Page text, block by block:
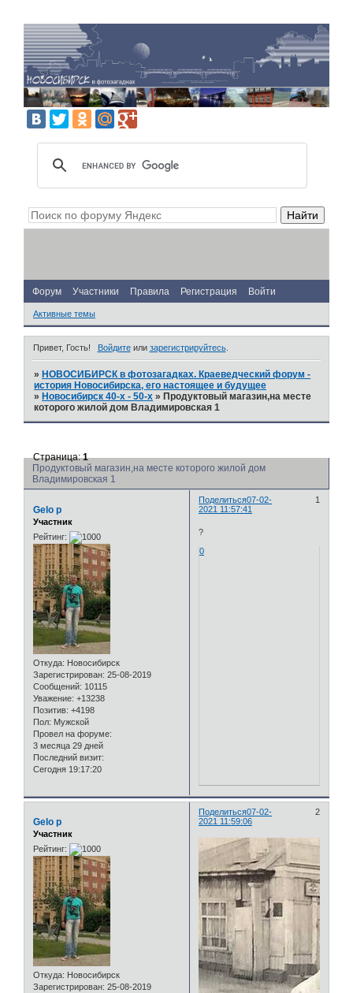
Форум Участники Правила Регистрация Войти
Активные темы
Привет, Гость! Войдитеили зарегистрируйтесь.
» НОВОСИБИРСК в фотозагадках. Краеведческий форум -
история Новосибирска, его настоящее и будущее
» Новосибирск 40-х - 50-х » Продуктовый магазин,на месте
которого жилой дом Владимировская 1
Продуктовый магазин,на месте которого жилой дом
Владимировская 1
Страница:1
Поделиться 1
07-02-
2021 11:57:41
Gelo p
Участник
Рейтинг:
Откуда: Новосибирск
Зарегистрирован: 25-08-2019
Сообщений: 10115
Уважение: +13238
Позитив: +4198
Пол: Мужской
Провел на форуме:
3 месяца 29 дней
Последний визит:
Сегодня 19:17:20
?
0
Поделиться 2
07-02-
2021 11:59:06
Gelo p
Участник
Рейтинг:
Откуда: Новосибирск
Зарегистрирован: 25-08-2019